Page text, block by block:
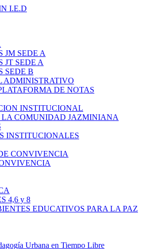
JM SEDE A
JT SEDE A
SEDE B
ADMINISTRATIVO
DE NOTAS
INSTITUCIONAL
LA COMUNIDAD JAZMINIANA
INSTITUCIONALES
CONVIVENCIA
4,6 y 8
EDUCATIVOS PARA LA PAZ
Urbana en Tiempo Libre